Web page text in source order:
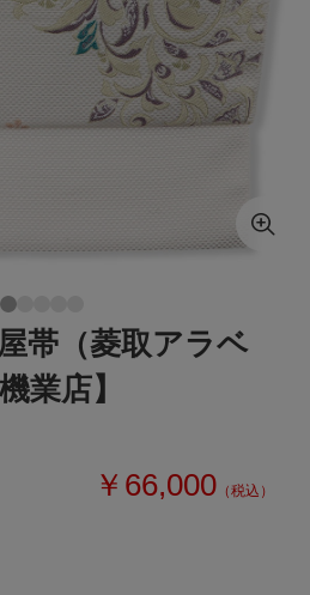
帯（菱取アラベ
業店】
￥66,000 （税込）